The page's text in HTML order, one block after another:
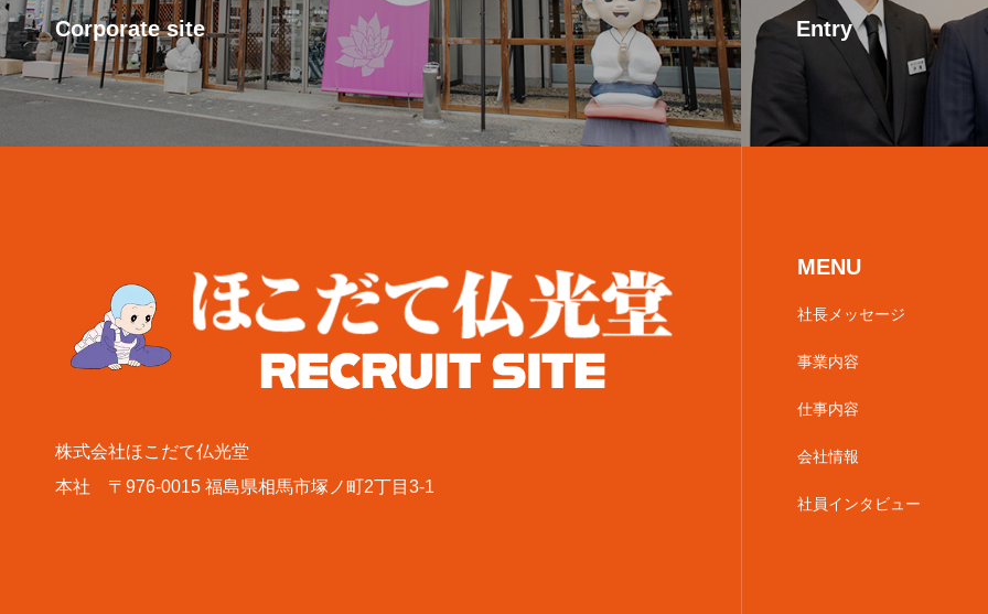
Corporate site Entry
株式会社ほこだて仏光堂
本社 〒976-0015 福島県相馬市塚ノ町2丁目3-1
MENU
社長メッセージ
事業内容
仕事内容
会社情報
社員インタビュー